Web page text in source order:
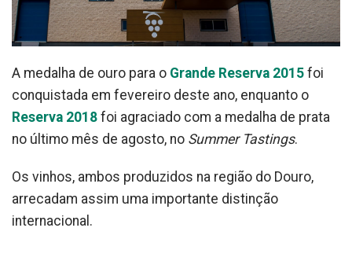
A medalha de ouro para o Grande Reserva 2015 foi
conquistada em fevereiro deste ano, enquanto o
Reserva 2018 foi agraciado com a medalha de prata
no último mês de agosto, no Summer Tastings.
Os vinhos, ambos produzidos na região do Douro,
arrecadam assim uma importante distinção
internacional.